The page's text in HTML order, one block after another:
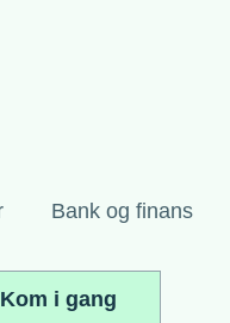
Bank og finans
Kom i gang